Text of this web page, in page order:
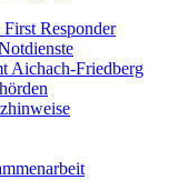
Responder
Aichach-Friedberg